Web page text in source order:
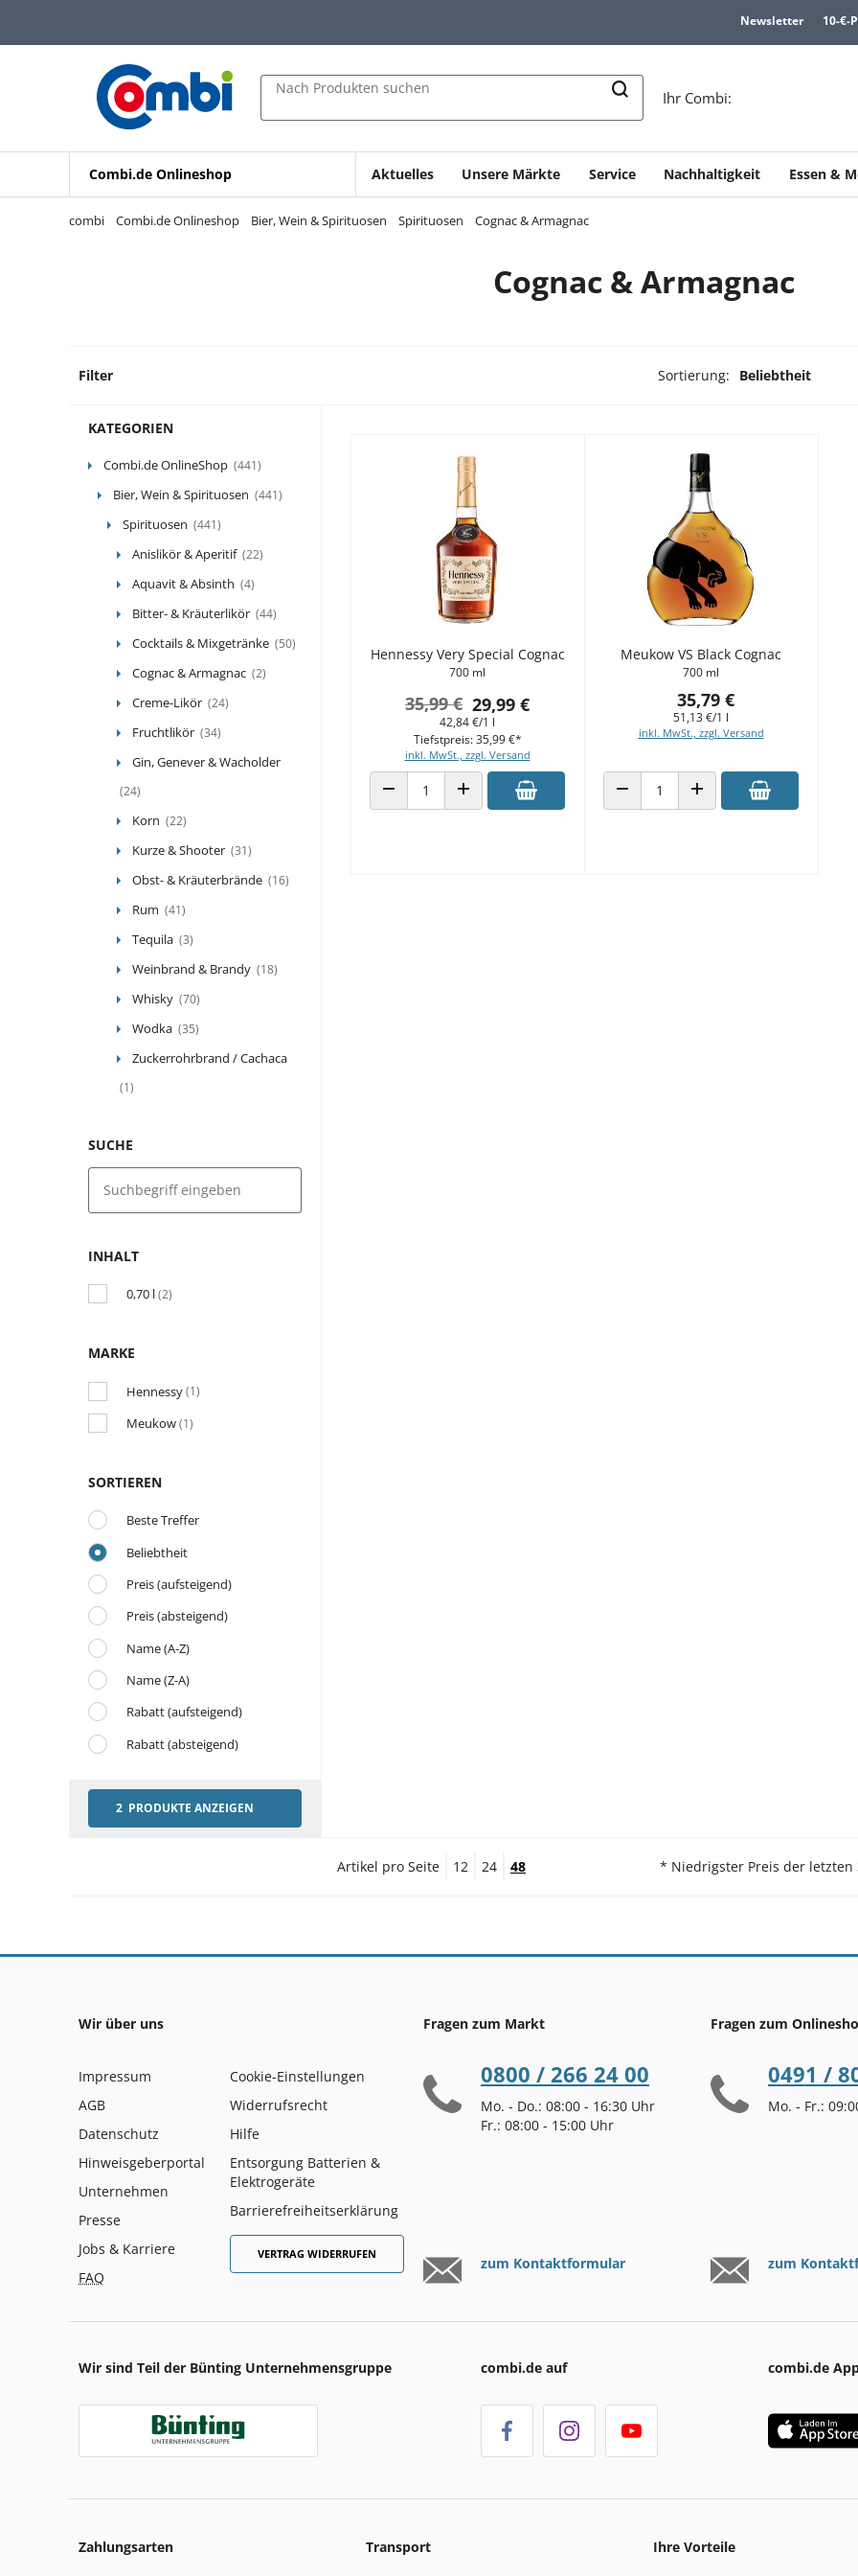
Zur Navigation springen
Zur Suche springen
Newsletter 10-€-
Nach Produkten suchen
Ihr Combi:
Combi.de Onlineshop Aktuelles Unsere Märkte Service Nachhaltigkeit Essen &
combi Combi.de Onlineshop Bier, Wein & Spirituosen Spirituosen Cognac & Armagnac
Cognac & Armagnac
Filter Sortierung: Beliebtheit
KATEGORIEN
Combi.de OnlineShop (441)
Bier, Wein & Spirituosen (441)
Spirituosen (441)
Anislikör & Aperitif (22)
Aquavit & Absinth (4)
Bitter- & Kräuterlikör (44)
Cocktails & Mixgetränke (50)
Cognac & Armagnac (2)
Creme-Likör (24)
Fruchtlikör (34)
Gin, Genever & Wacholder
(24)
Korn (22)
Kurze & Shooter (31)
Obst- & Kräuterbrände (16)
Rum (41)
Tequila (3)
Weinbrand & Brandy (18)
Whisky (70)
Wodka (35)
Zuckerrohrbrand / Cachaca
(1)
SUCHE
INHALT
0,70 l(2)
MARKE
Hennessy(1)
Meukow(1)
SORTIEREN
Beste Treffer
Beliebtheit
Preis (aufsteigend)
Preis (absteigend)
Name (A-Z)
Name (Z-A)
Rabatt (aufsteigend)
Rabatt (absteigend)
2 PRODUKTE ANZEIGEN
Hennessy Very Special Cognac
700 ml
29,99 €
35,99 €
42,84 €/1 l
inkl. MwSt., zzgl. Versand
Tiefstpreis: 35,99 €*
ANZAHL VERRINGERNANZAHL ERHÖHEN
Meukow VS Black Cognac
700 ml
35,79 €
51,13 €/1 l
inkl. MwSt., zzgl. Versand
ANZAHL VERRINGERNANZAHL ERHÖHEN
Artikel pro Seite 12 24 48 * Niedrigster Preis der letzten
Wir über uns
Impressum
AGB
Datenschutz
Hinweisgeberportal
Unternehmen
Presse
Jobs & Karriere
FAQ
Cookie-Einstellungen
Widerrufsrecht
Hilfe
Entsorgung Batterien &
Elektrogeräte
Barrierefreiheitserklärung
VERTRAG WIDERRUFEN
Fragen zum Markt
0800 / 266 24 00
Mo. - Do.: 08:00 - 16:30 Uhr
Fr.: 08:00 - 15:00 Uhr
zum Kontaktformular
Fragen zum
0491 /
Mo. - Fr.:
zum
Wir sind Teil der Bünting Unternehmensgruppe combi.de auf combi.de
Zahlungsarten Transport Ihre Vorteile